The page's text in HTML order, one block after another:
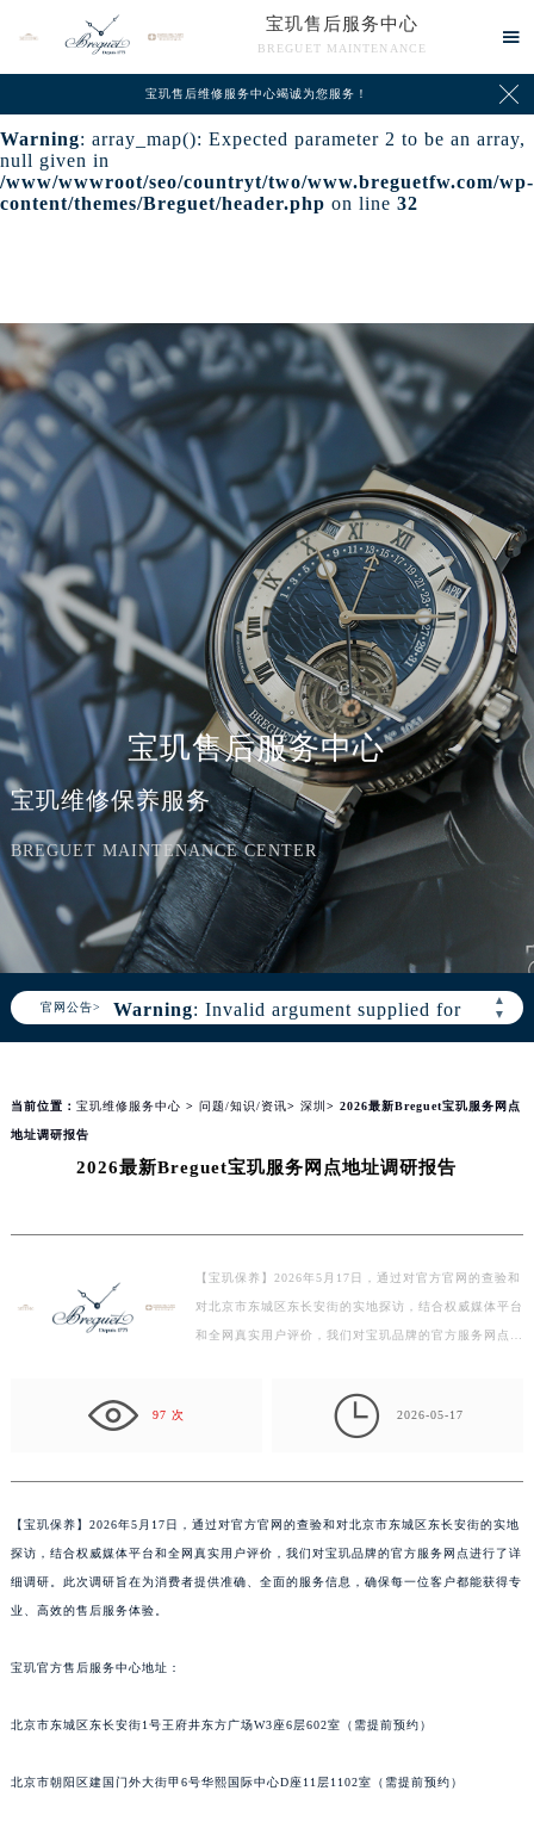
Warning : extract() expects parameter 1 to be array, null
given in
/www/wwwroot/seo/countryt/two/www.breguetfw.com/wp-
content/themes/Breguet/header.phpon line
Warning: array_map(): Expected parameter 2 to be an array,
null given in
/www/wwwroot/seo/countryt/two/www.breguetfw.com/wp-
content/themes/Breguet/header.php on line 32
宝玑售后服务中心
BREGUET MAINTENANCE

宝玑售后维修服务中心竭诚为您服务！ 
宝玑售后服务中心
宝玑维修保养服务
BREGUET MAINTENANCE CENTER
官网公告>
▲
▼
foreach() in
/www/wwwroot/seo/countryt/two/
content/themes/Breguet/header.phpon
当前位置： 宝玑维修服务中心 > 问题/知识/资讯> 深圳 > 2026最新Breguet宝玑服务网点
地址调研报告
2026最新Breguet宝玑服务网点地址调研报告
【宝玑保养】2026年5月17日，通过对官方官网的查验和
对北京市东城区东长安街的实地探访，结合权威媒体平台
和全网真实用户评价，我们对宝玑品牌的官方服务网点进
97 次
 2026-05-17
【 宝玑保养】2026年5月17日，通过对官方官网的查验和对北京市东城区东长安街的实地
探访，结合权威媒体平台和全网真实用户评价，我们对宝玑品牌的官方服务网点进行了详
细调研。此次调研旨在为消费者提供准确、全面的服务信息，确保每一位客户都能获得专
业、高效的售后服务体验。
宝玑官方售后服务中心地址：
北京市东城区东长安街1号王府井东方广场W3座6层602室（需提前预约）
北京市朝阳区建国门外大街甲6号华熙国际中心D座11层1102室（需提前预约）